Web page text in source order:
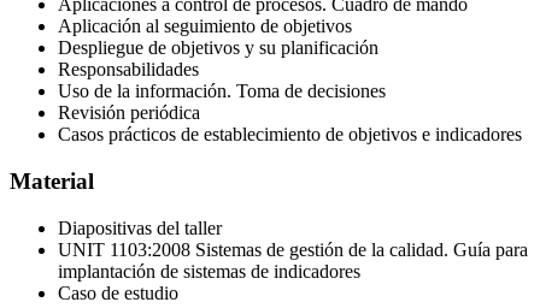
Aplicaciones a control de procesos. Cuadro de mando
Aplicación al seguimiento de objetivos
Despliegue de objetivos y su planificación
Responsabilidades
Uso de la información. Toma de decisiones
Revisión periódica
Casos prácticos de establecimiento de objetivos e indicadores
Material
Diapositivas del taller
UNIT 1103:2008 Sistemas de gestión de la calidad. Guía para
implantación de sistemas de indicadores
Caso de estudio